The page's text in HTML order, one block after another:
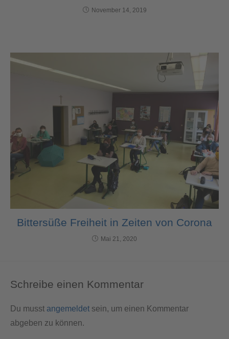
November 14, 2019
Bittersüße Freiheit in Zeiten von Corona
Mai 21, 2020
Schreibe einen Kommentar
Du musst angemeldet sein, um einen Kommentar
abgeben zu können.